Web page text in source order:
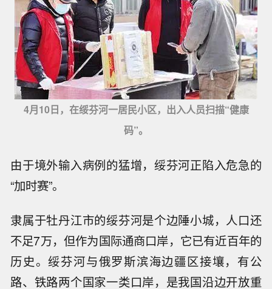
4月10日，在绥芬河一居民小区，出入人员扫描“健康
码”。
由于境外输入病例的猛增，绥芬河正陷入危急的
“加时赛”。
隶属于牡丹江市的绥芬河是个边陲小城，人口还
不足7万，但作为国际通商口岸，它已有近百年的
历史。绥芬河与俄罗斯滨海边疆区接壤，有公
路、铁路两个国家一类口岸，是我国沿边开放重